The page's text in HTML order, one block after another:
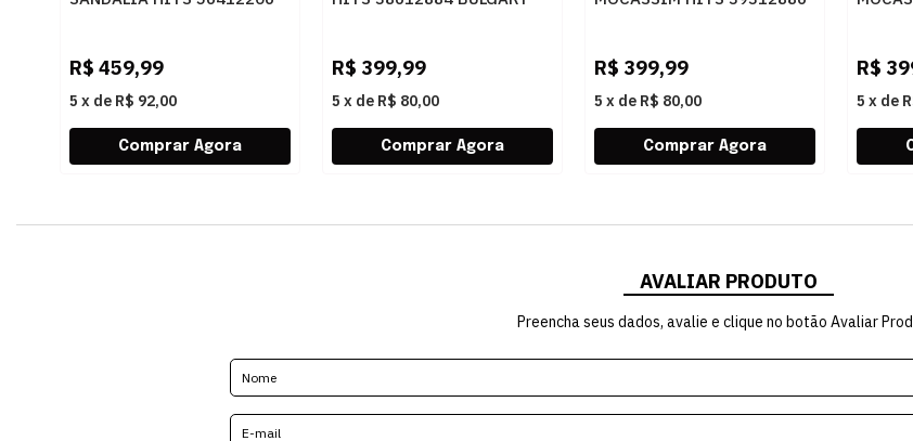
R$ 459,99
5 x de R$ 92,00
R$ 399,99
5 x de R$ 80,00
R$ 399,99
5 x de R$ 80,00
R$
5 x de
AVALIAR PRODUTO
Preencha seus dados, avalie e clique no botão Avaliar